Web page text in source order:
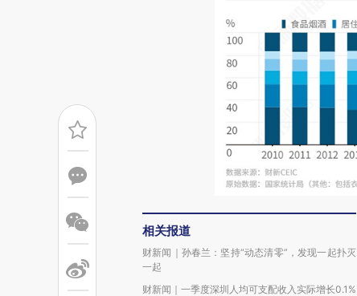
相关报道
财新闻｜孙春兰：坚持“动态清零”，发现一起扑灭
一起
财新闻｜一季度深圳人均可支配收入实际增长0.1%